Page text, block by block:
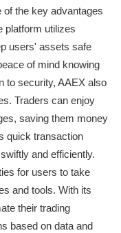
of the key advantages
platform utilizes
users' assets safe
of mind knowing
to security, AAEX also
Traders can enjoy
saving them money
quick transaction
and efficiently.
for users to take
and tools. With its
their trading
based on data and